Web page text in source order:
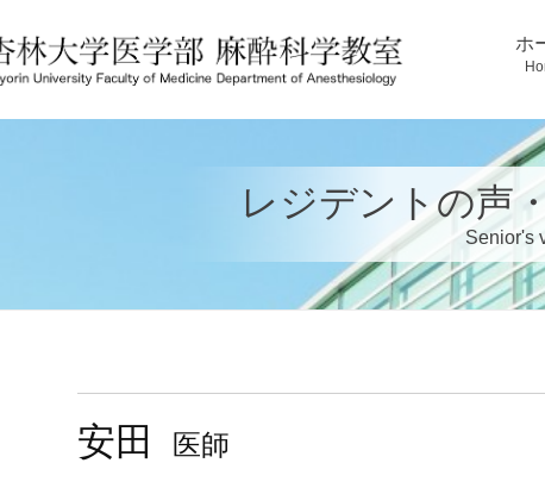
ホ
生
麻酔科専門研修プ
当院で入院加療をお受けに
レジデントの声
Senior's
安田 医師
杏林大学麻酔科の特長 臨床 教育 研究・業績 生
初期臨床研修プログラム 麻酔科専門研修プ
当院で入院加療をお受けに